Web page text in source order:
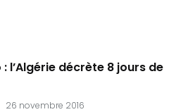
l’Algérie décrète 8 jours de
26 novembre 2016